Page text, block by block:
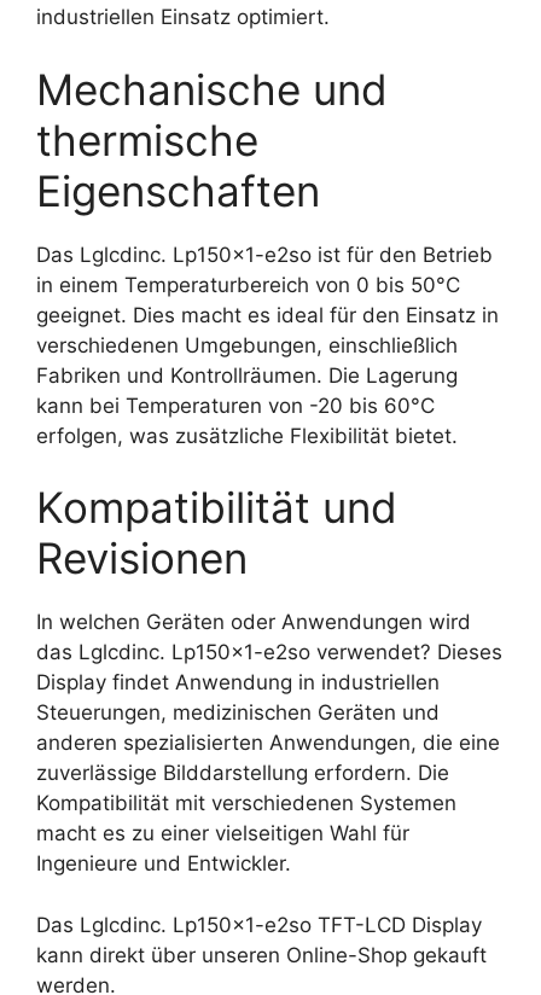
industriellen Einsatz optimiert.
Mechanische und
thermische
Eigenschaften
Das Lglcdinc. Lp150x1-e2so ist für den Betrieb
in einem Temperaturbereich von 0 bis 50°C
geeignet. Dies macht es ideal für den Einsatz in
verschiedenen Umgebungen, einschließlich
Fabriken und Kontrollräumen. Die Lagerung
kann bei Temperaturen von -20 bis 60°C
erfolgen, was zusätzliche Flexibilität bietet.
Kompatibilität und
Revisionen
In welchen Geräten oder Anwendungen wird
das Lglcdinc. Lp150x1-e2so verwendet? Dieses
Display findet Anwendung in industriellen
Steuerungen, medizinischen Geräten und
anderen spezialisierten Anwendungen, die eine
zuverlässige Bilddarstellung erfordern. Die
Kompatibilität mit verschiedenen Systemen
macht es zu einer vielseitigen Wahl für
Ingenieure und Entwickler.
Das Lglcdinc. Lp150x1-e2so TFT-LCD Display
kann direkt über unseren Online-Shop gekauft
werden.